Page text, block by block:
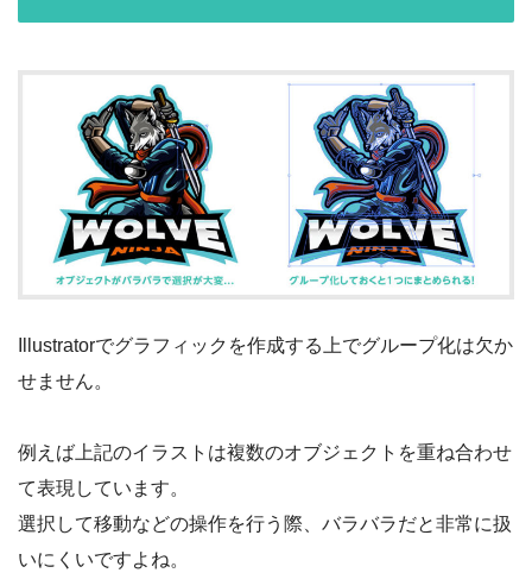
Illustratorでグラフィックを作成する上でグループ化は欠か
せません。
例えば上記のイラストは複数のオブジェクトを重ね合わせ
て表現しています。
選択して移動などの操作を行う際、バラバラだと非常に扱
いにくいですよね。